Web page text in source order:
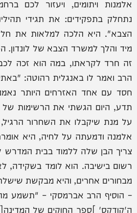
אלמנות ויתומים, ויעזור לכם
נתחלק בתפקידים: את תגידי
הצבא". היא הלכה למלאות את
מיד והלך למשרד הצבא של לונדון.
זה חרד לקראתו, במה הוא זכה
הרב ואמר לו באנגלית רהוטה:
חסד עם אחד האזרחים היותר
תדע, היום הגשתי את הרשימות של
על מנת שיקבלו את השחרור
אלמנה ודמעתה על לחיה, היא
צריך הבן שלה ללמוד בבית המדרש
רשום בישיבה. הוא לומד בשקידה,
מבחורים אחרים, והיא מבקשת
– הוסיף הרב אברמסקי – "תשמע
ה'קודקס' ]ספר החוקים של